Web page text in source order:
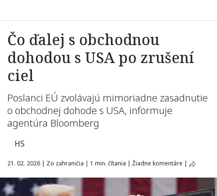
Čo ďalej s obchodnou
dohodou s USA po zrušení
ciel
Poslanci EÚ zvolávajú mimoriadne zasadnutie
o obchodnej dohode s USA, informuje
agentúra Bloomberg
HS
21. 02. 2026 | Zo zahraničia | 1 min. čítania | Žiadne komentáre |